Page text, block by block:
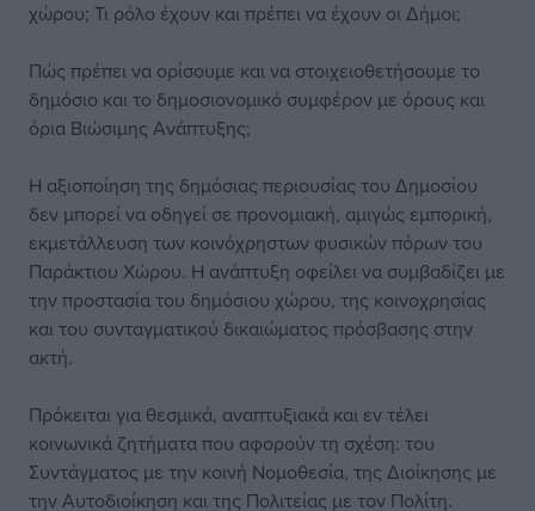
χώρου; Τι ρόλο έχουν και πρέπει να έχουν οι Δήμοι;
Πώς πρέπει να ορίσουμε και να στοιχειοθετήσουμε το
δημόσιο και το δημοσιονομικό συμφέρον με όρους και
όρια Βιώσιμης Ανάπτυξης;
Η αξιοποίηση της δημόσιας περιουσίας του Δημοσίου
δεν μπορεί να οδηγεί σε προνομιακή, αμιγώς εμπορική,
εκμετάλλευση των κοινόχρηστων φυσικών πόρων του
Παράκτιου Χώρου. Η ανάπτυξη οφείλει να συμβαδίζει με
την προστασία του δημόσιου χώρου, της κοινοχρησίας
και του συνταγματικού δικαιώματος πρόσβασης στην
ακτή.
Πρόκειται για θεσμικά, αναπτυξιακά και εν τέλει
κοινωνικά ζητήματα που αφορούν τη σχέση: του
Συντάγματος με την κοινή Νομοθεσία, της Διοίκησης με
την Αυτοδιοίκηση και της Πολιτείας με τον Πολίτη.